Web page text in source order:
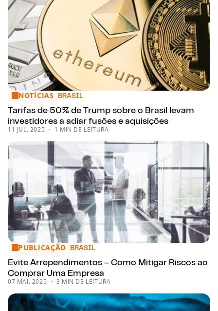
Tarifas de 50% de Trump sobre o Brasil levam
NOTÍCIAS BRASIL
Tarifas de 50% de Trump sobre o Brasil levam
investidores a adiar fusões e aquisições
11 JUL. 2025 1 MIN DE LEITURA
Evite Arrependimentos – Como Mitigar Riscos ao Comprar
PUBLICAÇÃO BRASIL
Evite Arrependimentos – Como Mitigar Riscos ao
Comprar Uma Empresa
07 MAI. 2025 3 MIN DE LEITURA